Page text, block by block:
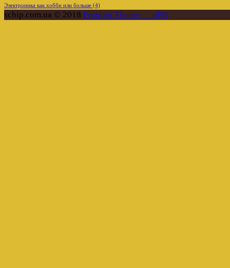
Электроника как хобби или больше (4)
schip.com.ua © 2018 Frontier Theme___ePN